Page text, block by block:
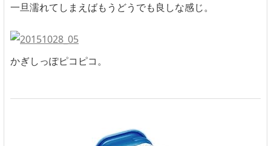
一旦濡れてしまえばもうどうでも良しな感じ。
かぎしっぽピコピコ。